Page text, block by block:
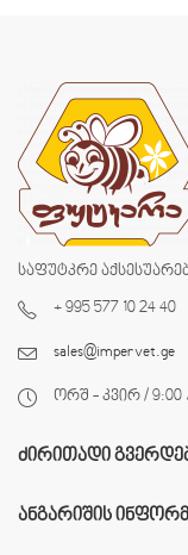
საფუტკრე
+ 995 577 10 24 40
sales@impervet.ge
ორშ - კვირ / 9:00
ᲫᲘᲠᲘᲗᲐᲓᲘ
ᲐᲜᲒᲐᲠᲘᲨᲘᲡ